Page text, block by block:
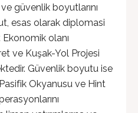
güvenlik boyutlarını
esas olarak diplomasi
olanı
ve Kuşak-Yol Projesi
Güvenlik boyutu ise
Okyanusu ve Hint